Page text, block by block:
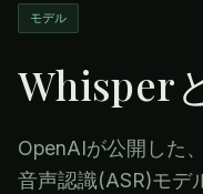
モデル
Whisper
OpenAIが公開した
音声認識(ASR)モデ